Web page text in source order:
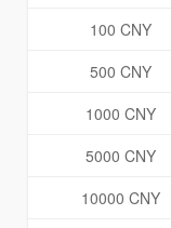
100 CNY
500 CNY
1000 CNY
5000 CNY
10000 CNY